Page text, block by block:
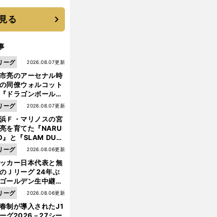
く
る
亮のアーセナル時
同僚ウォルコット
ドラゴンボール』
好き ポドルスキは
小次郎に憧れてい
2026.08.07更新
ーグ
Ｆ・マリノスの宮
を育てた『NARU
』と『SLAM DUN
中京大中京の同
・木原龍一は"ジ
プ係"だった
2026.08.07更新
ーグ
カー日本代表と無
Ｊリーグ 24年ぶ
ールデン生中継の
戦でヘタな試合は
られない
2026.08.06更新
ーグ
制が導入されたJ1
グ2026－27シー
2026.08.06更新
ーグ